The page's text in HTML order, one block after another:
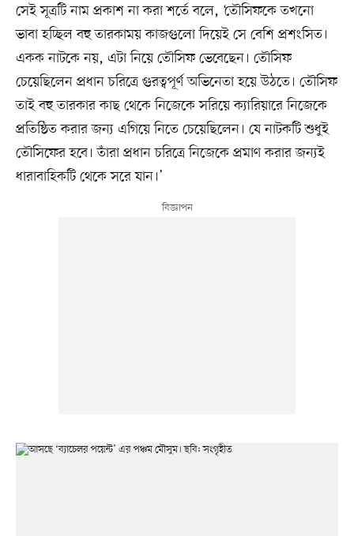
সেই সূত্রটি নাম প্রকাশ না করা শর্তে বলে, ‘তৌসিফকে তখনো
ভাবা হচ্ছিল বহু তারকাময় কাজগুলো দিয়েই সে বেশি প্রশংসিত।
একক নাটকে নয়, এটা নিয়ে তৌসিফ ভেবেছেন। তৌসিফ
চেয়েছিলেন প্রধান চরিত্রে গুরত্বপূর্ণ অভিনেতা হয়ে উঠতে। তৌসিফ
তাই বহু তারকার কাছ থেকে নিজেকে সরিয়ে ক্যারিয়ারে নিজেকে
প্রতিষ্ঠিত করার জন্য এগিয়ে নিতে চেয়েছিলেন। যে নাটকটি শুধুই
তৌসিফের হবে। তাঁরা প্রধান চরিত্রে নিজেকে প্রমাণ করার জন্যই
ধারাবাহিকটি থেকে সরে যান।’